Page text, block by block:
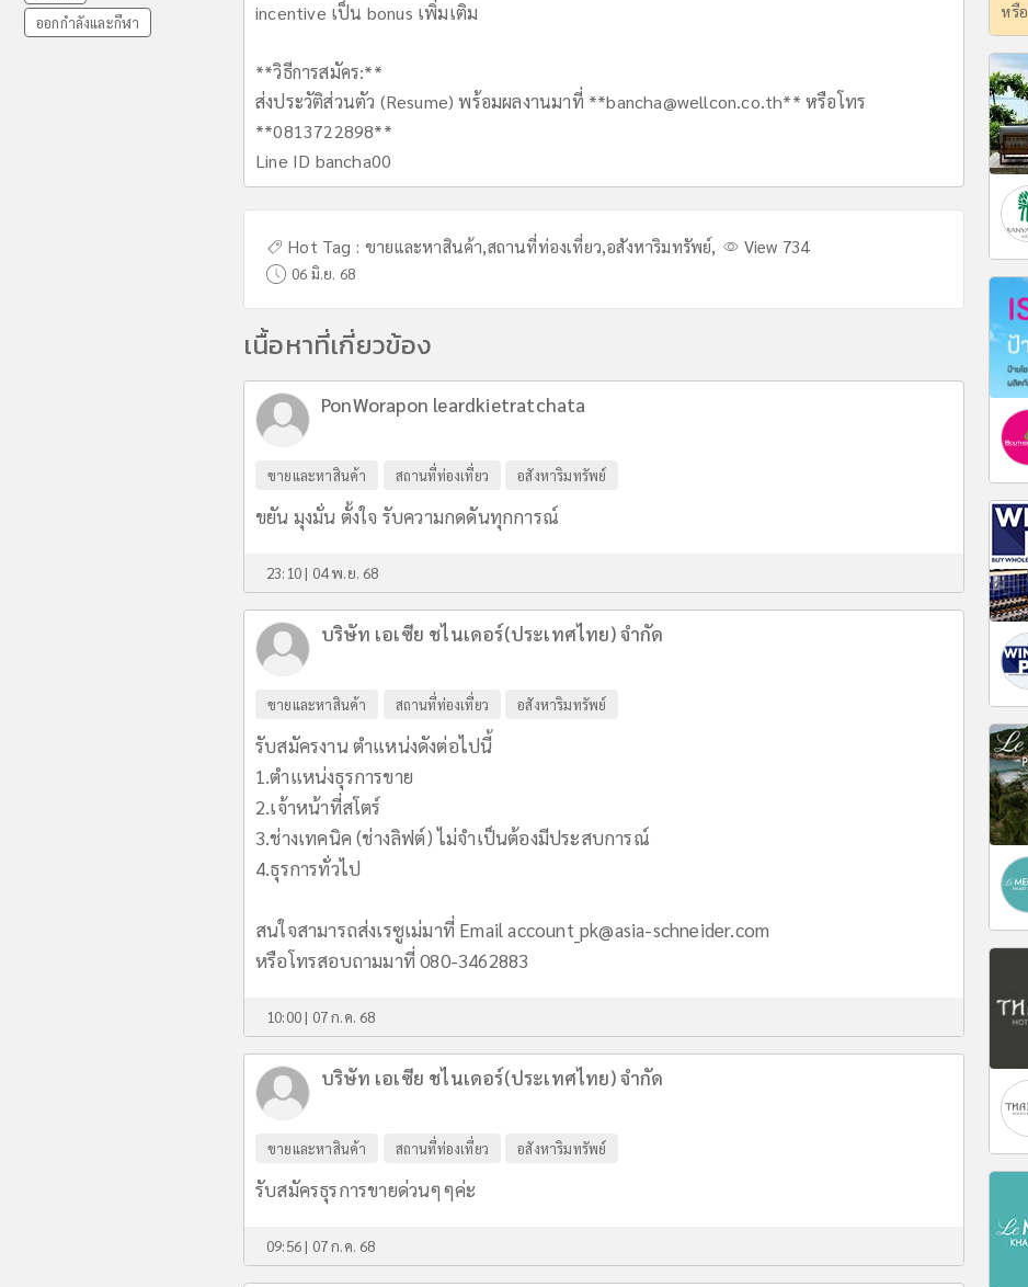
ออกกำลังและกีฬา
incentive เป็น bonus เพิ่มเติม
**วิธีการสมัคร:**
ส่งประวัติส่วนตัว (Resume) พร้อมผลงานมาที่ **bancha@wellcon.co.th** หรือโทร
**0813722898**
Line ID bancha00
Hot Tag : ขายและหาสินค้า,สถานที่ท่องเที่ยว,อสังหาริมทรัพย์, View 734
06 มิ.ย. 68
เนื้อหาที่เกี่ยวข้อง
PonWorapon leardkietratchata
ขายและหาสินค้า สถานที่ท่องเที่ยว อสังหาริมทรัพย์
ขยัน มุงมั่น ตั้งใจ รับความกดดันทุกการณ์
23:10 | 04 พ.ย. 68
บริษัท เอเซีย ชไนเดอร์(ประเทศไทย) จำกัด
ขายและหาสินค้า สถานที่ท่องเที่ยว อสังหาริมทรัพย์
รับสมัครงาน ตำแหน่งดังต่อไปนี้
1.ตำแหน่งธุรการขาย
2.เจ้าหน้าที่สโตร์
3.ช่างเทคนิค (ช่างลิฟต์) ไม่จำเป็นต้องมีประสบการณ์
4.ธุรการทั่วไป
สนใจสามารถส่งเรซูเม่มาที่ Emailaccount_pk@asia-schneider.com
หรือโทรสอบถามมาที่ 080-3462883
10:00 | 07 ก.ค. 68
บริษัท เอเซีย ชไนเดอร์(ประเทศไทย) จำกัด
ขายและหาสินค้า สถานที่ท่องเที่ยว อสังหาริมทรัพย์
รับสมัครธุรการขายด่วนๆๆค่ะ
09:56 | 07 ก.ค. 68
หรือ